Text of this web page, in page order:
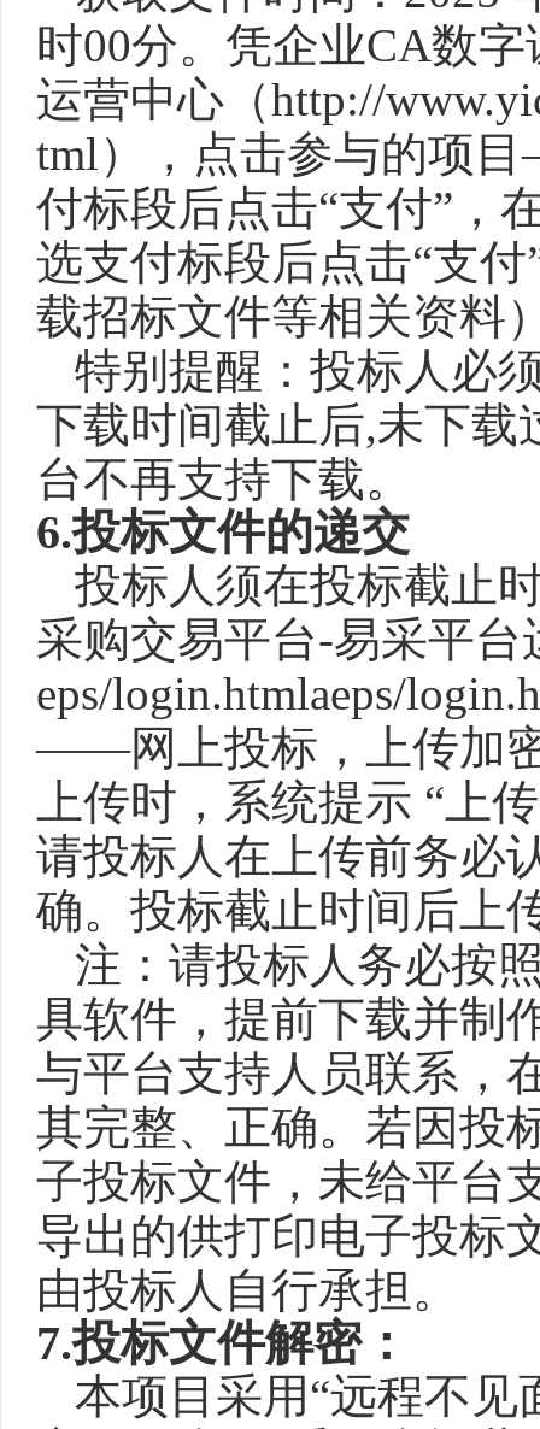
时00分。凭企业CA数字
运营中心（http://
tml），点击参与的项
付标段后点击“支付”
选支付标段后点击“支
载招标文件等相关资料
特别提醒：投标人必
下载时间截止后,未下载
台不再支持下载。
6.投标文件的递交
投标人须在投标截止
采购交易平台-易采平台
eps/login.htmlaeps/
——网上投标，上传加
上传时，系统提示 “上
请投标人在上传前务必
确。投标截止时间后上
注：请投标人务必按
具软件，提前下载并制
与平台支持人员联系，
其完整、正确。若因投
子投标文件，未给平台
导出的供打印电子投标
由投标人自行承担。
7.投标文件解密：
本项目采用 “远程不见